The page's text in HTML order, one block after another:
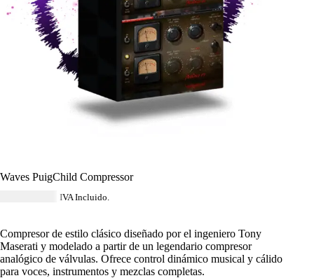
Waves PuigChild Compressor
IVA Incluido.
Compresor de estilo clásico diseñado por el ingeniero Tony
Maserati y modelado a partir de un legendario compresor
analógico de válvulas. Ofrece control dinámico musical y cálido
para voces, instrumentos y mezclas completas.